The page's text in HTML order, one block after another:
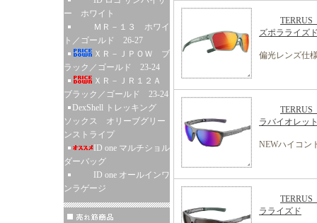
ー ホワイト
ＭＲ－１３ ホワイ
ト／ゴールド 26-27
ＸＲ－ＪＰＯＷ ブ
ラック／ゴールド 23-24
ＸＲ－ＪＲ１２Ａ
ブラック／ゴールド 23-24
DexShell トレッキング
ソックス オリーブグリー
ンストライプ
ID one マルチショル
ダーバッグ
ID one オールインワ
ンラゲージ
ズポラライズ
偏光レンズ仕
ラバイオレッ
NEWハイコン
ラライズド